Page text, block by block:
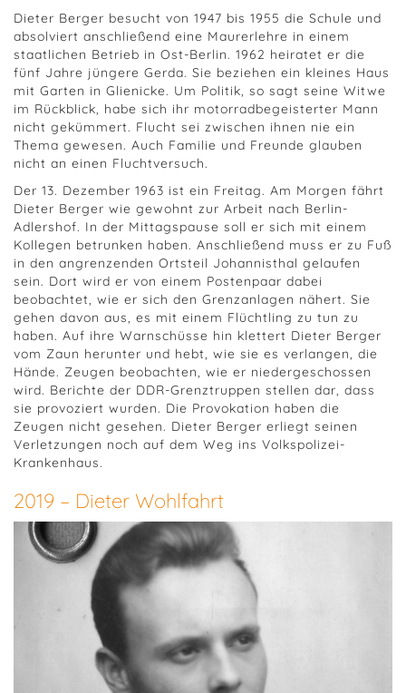
Dieter Berger besucht von 1947 bis 1955 die Schule und
absolviert anschließend eine Maurerlehre in einem
staatlichen Betrieb in Ost-Berlin. 1962 heiratet er die
fünf Jahre jüngere Gerda. Sie beziehen ein kleines Haus
mit Garten in Glienicke. Um Politik, so sagt seine Witwe
im Rückblick, habe sich ihr motorradbegeisterter Mann
nicht gekümmert. Flucht sei zwischen ihnen nie ein
Thema gewesen. Auch Familie und Freunde glauben
nicht an einen Fluchtversuch.
Der 13. Dezember 1963 ist ein Freitag. Am Morgen fährt
Dieter Berger wie gewohnt zur Arbeit nach Berlin-
Adlershof. In der Mittagspause soll er sich mit einem
Kollegen betrunken haben. Anschließend muss er zu Fuß
in den angrenzenden Ortsteil Johannisthal gelaufen
sein. Dort wird er von einem Postenpaar dabei
beobachtet, wie er sich den Grenzanlagen nähert. Sie
gehen davon aus, es mit einem Flüchtling zu tun zu
haben. Auf ihre Warnschüsse hin klettert Dieter Berger
vom Zaun herunter und hebt, wie sie es verlangen, die
Hände. Zeugen beobachten, wie er niedergeschossen
wird. Berichte der DDR-Grenztruppen stellen dar, dass
sie provoziert wurden. Die Provokation haben die
Zeugen nicht gesehen. Dieter Berger erliegt seinen
Verletzungen noch auf dem Weg ins Volkspolizei-
Krankenhaus.
2019 – Dieter Wohlfahrt